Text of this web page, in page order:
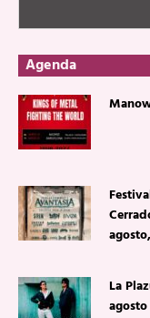
Agenda
La